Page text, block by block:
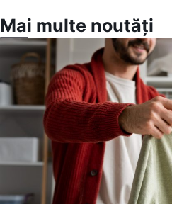
Mai multe noutăți